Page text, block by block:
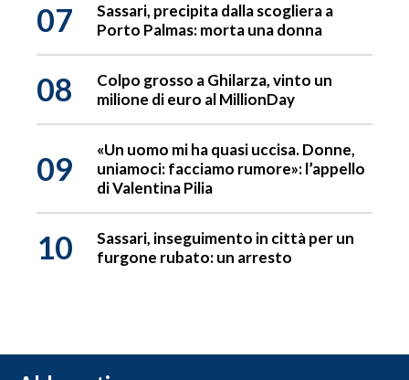
07
Sassari, precipita dalla scogliera a
Porto Palmas: morta una donna
08
Colpo grosso a Ghilarza, vinto un
milione di euro al MillionDay
09
«Un uomo mi ha quasi uccisa. Donne,
uniamoci: facciamo rumore»: l’appello
di Valentina Pilia
10
Sassari, inseguimento in città per un
furgone rubato: un arresto